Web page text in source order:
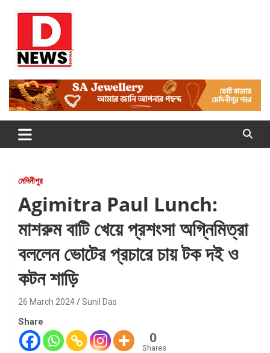
Dnews
#Medinipur24X7News
মেদিনীপুর
Agimitra Paul Lunch:
মাশরুম বাটি খেয়ে প্রশংসা অগ্নিমিত্রা
বললেন ভোটের প্রচারে চায় টক দই ও
কটন শাড়ি
26 March 2024 Sunil Das
Share
0
Shares